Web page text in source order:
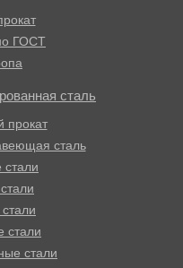
ГОСТ
сталь
сталь
стали
стали
стали